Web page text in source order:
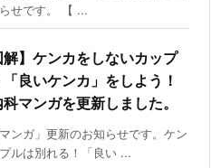
せです。 【 ...
解】ケンカをしないカップ
良いケンカ」をしよう！
マンガを更新しました。
ンガ」更新のお知らせです。ケン
ルは別れる！「良い ...